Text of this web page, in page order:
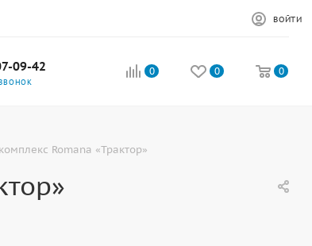
ВОЙТИ
09-42 0 0 0
Romana «Трактор»